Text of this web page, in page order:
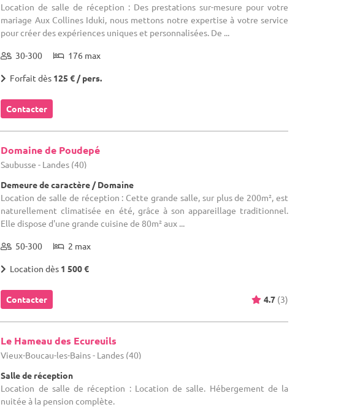
Location de salle de réception : Des prestations sur-mesure pour votre
mariage Aux Collines Iduki, nous mettons notre expertise à votre service
pour créer des expériences uniques et personnalisées. De ...
30-300 176 max
Forfait dès 125 € / pers.
Contacter
Domaine de Poudepé
Saubusse - Landes (40)
Demeure de caractère / Domaine
Location de salle de réception : Cette grande salle, sur plus de 200m², est
naturellement climatisée en été, grâce à son appareillage traditionnel.
Elle dispose d'une grande cuisine de 80m² aux ...
50-300 2 max
Location dès 1 500 €
Contacter 4.7 (3)
Le Hameau des Ecureuils
Vieux-Boucau-les-Bains - Landes (40)
Salle de réception
Location de salle de réception : Location de salle. Hébergement de la
nuitée à la pension complète.